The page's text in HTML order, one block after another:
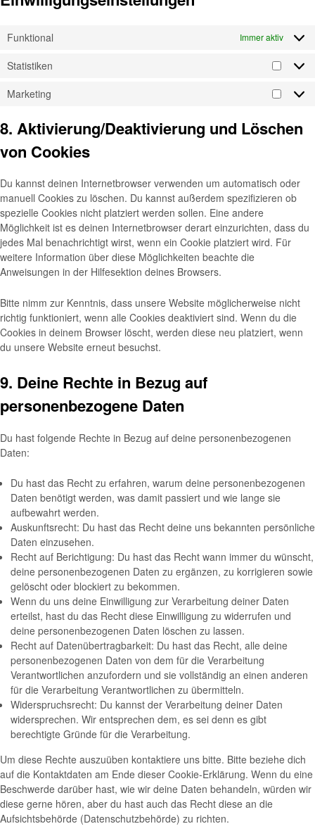
Funktional Immer aktiv
Statistiken
Marketing
8. Aktivierung/Deaktivierung und Löschen
von Cookies
Du kannst deinen Internetbrowser verwenden um automatisch oder
manuell Cookies zu löschen. Du kannst außerdem spezifizieren ob
spezielle Cookies nicht platziert werden sollen. Eine andere
Möglichkeit ist es deinen Internetbrowser derart einzurichten, dass du
jedes Mal benachrichtigt wirst, wenn ein Cookie platziert wird. Für
weitere Information über diese Möglichkeiten beachte die
Anweisungen in der Hilfesektion deines Browsers.
Bitte nimm zur Kenntnis, dass unsere Website möglicherweise nicht
richtig funktioniert, wenn alle Cookies deaktiviert sind. Wenn du die
Cookies in deinem Browser löscht, werden diese neu platziert, wenn
du unsere Website erneut besuchst.
9. Deine Rechte in Bezug auf
personenbezogene Daten
Du hast folgende Rechte in Bezug auf deine personenbezogenen
Daten:
Du hast das Recht zu erfahren, warum deine personenbezogenen
Daten benötigt werden, was damit passiert und wie lange sie
aufbewahrt werden.
Auskunftsrecht: Du hast das Recht deine uns bekannten persönliche
Daten einzusehen.
Recht auf Berichtigung: Du hast das Recht wann immer du wünscht,
deine personenbezogenen Daten zu ergänzen, zu korrigieren sowie
gelöscht oder blockiert zu bekommen.
Wenn du uns deine Einwilligung zur Verarbeitung deiner Daten
erteilst, hast du das Recht diese Einwilligung zu widerrufen und
deine personenbezogenen Daten löschen zu lassen.
Recht auf Datenübertragbarkeit: Du hast das Recht, alle deine
personenbezogenen Daten von dem für die Verarbeitung
Verantwortlichen anzufordern und sie vollständig an einen anderen
für die Verarbeitung Verantwortlichen zu übermitteln.
Widerspruchsrecht: Du kannst der Verarbeitung deiner Daten
widersprechen. Wir entsprechen dem, es sei denn es gibt
berechtigte Gründe für die Verarbeitung.
Um diese Rechte auszuüben kontaktiere uns bitte. Bitte beziehe dich
auf die Kontaktdaten am Ende dieser Cookie-Erklärung. Wenn du eine
Beschwerde darüber hast, wie wir deine Daten behandeln, würden wir
diese gerne hören, aber du hast auch das Recht diese an die
Aufsichtsbehörde (Datenschutzbehörde) zu richten.